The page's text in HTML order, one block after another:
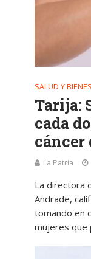
SALUD Y
Tarija:
cada
cáncer
La Patria
La directora
Andrade,
tomando en
mujeres que